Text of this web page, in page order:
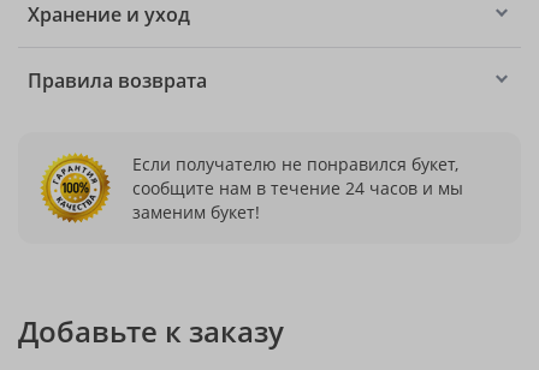
Хранение и уход
Правила возврата
Если получателю не понравился букет,
сообщите нам в течение 24 часов и мы
заменим букет!
Добавьте к заказу